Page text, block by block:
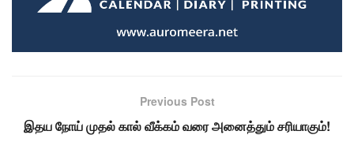
Previous Post
இதய நோய் முதல் கால் வீக்கம் வரை அனைத்தும் சரியாகும்!